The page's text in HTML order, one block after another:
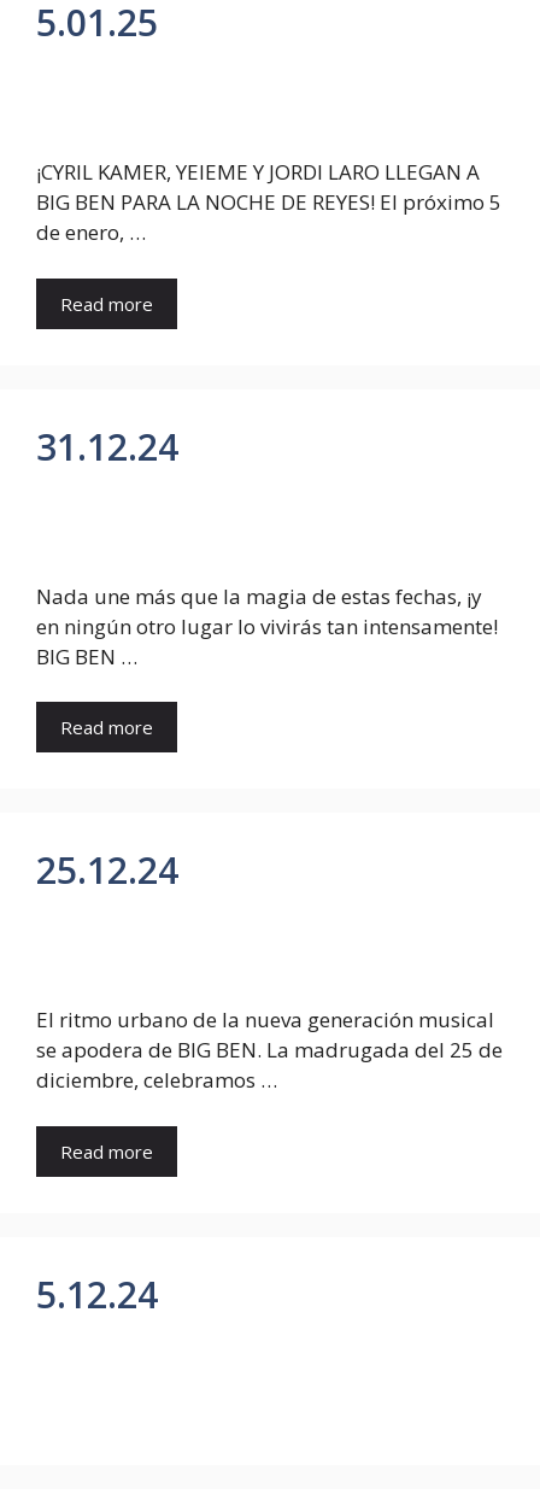
5.01.25
¡CYRIL KAMER, YEIEME Y JORDI LARO LLEGAN A
BIG BEN PARA LA NOCHE DE REYES! El próximo 5
de enero, …
Read more
31.12.24
Nada une más que la magia de estas fechas, ¡y
en ningún otro lugar lo vivirás tan intensamente!
BIG BEN …
Read more
25.12.24
El ritmo urbano de la nueva generación musical
se apodera de BIG BEN. La madrugada del 25 de
diciembre, celebramos …
Read more
5.12.24